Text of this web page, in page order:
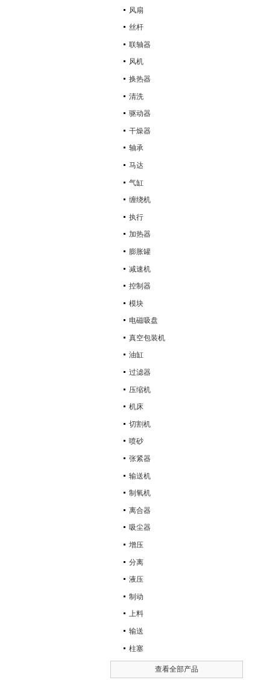
风扇
丝杆
联轴器
风机
换热器
清洗
驱动器
干燥器
轴承
马达
气缸
缠绕机
执行
加热器
膨胀罐
减速机
控制器
模块
电磁吸盘
真空包装机
油缸
过滤器
压缩机
机床
切割机
喷砂
张紧器
输送机
制氧机
离合器
吸尘器
增压
分离
液压
制动
上料
输送
柱塞
查看全部产品